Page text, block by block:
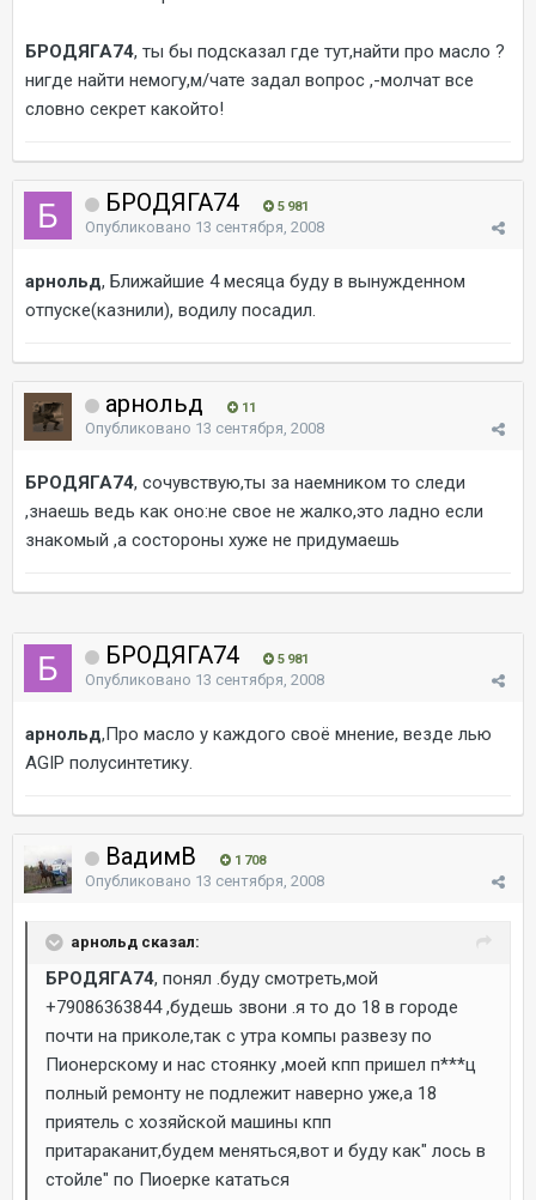
БРОДЯГА74, ты бы подсказал где тут,найти про масло ?
нигде найти немогу,м/чате задал вопрос ,-молчат все
словно секрет какойто!
БРОДЯГА74 5 981
Опубликовано 13 сентября, 2008
арнольд, Ближайшие 4 месяца буду в вынужденном
отпуске(казнили), водилу посадил.
арнольд 11
Опубликовано 13 сентября, 2008
БРОДЯГА74, сочувствую,ты за наемником то следи
,знаешь ведь как оно:не свое не жалко,это ладно если
знакомый ,а состороны хуже не придумаешь
БРОДЯГА74 5 981
Опубликовано 13 сентября, 2008
арнольд,Про масло у каждого своё мнение, везде лью
AGIP полусинтетику.
ВадимВ 1 708
Опубликовано 13 сентября, 2008
арнольд сказал:
БРОДЯГА74, понял .буду смотреть,мой
+79086363844 ,будешь звони .я то до 18 в городе
почти на приколе,так с утра компы развезу по
Пионерскому и нас стоянку ,моей кпп пришел п***ц
полный ремонту не подлежит наверно уже,а 18
приятель с хозяйской машины кпп
притараканит,будем меняться,вот и буду как" лось в
стойле" по Пиоерке кататься